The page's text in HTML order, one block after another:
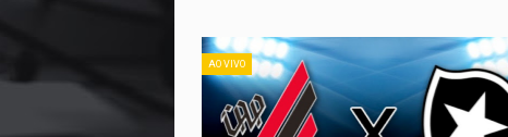
AO VIVO